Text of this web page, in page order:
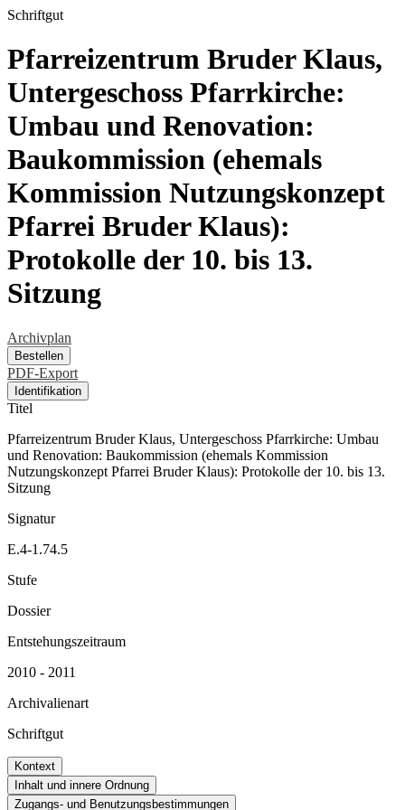
Schriftgut
Pfarreizentrum Bruder Klaus,
Untergeschoss Pfarrkirche:
Umbau und Renovation:
Baukommission (ehemals
Kommission Nutzungskonzept
Pfarrei Bruder Klaus):
Protokolle der 10. bis 13.
Sitzung
Archivplan
Bestellen
PDF-Export
Identifikation
Titel
Pfarreizentrum Bruder Klaus, Untergeschoss Pfarrkirche: Umbau
und Renovation: Baukommission (ehemals Kommission
Nutzungskonzept Pfarrei Bruder Klaus): Protokolle der 10. bis 13.
Sitzung
Signatur
E.4-1.74.5
Stufe
Dossier
Entstehungszeitraum
2010 - 2011
Archivalienart
Schriftgut
Kontext
Inhalt und innere Ordnung
Zugangs- und Benutzungsbestimmungen